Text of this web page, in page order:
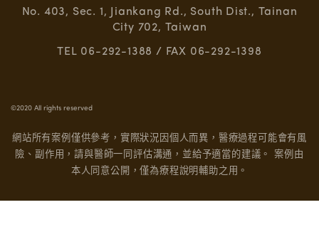
No. 403, Sec. 1, Jiankang Rd., South Dist., Tainan
City 702, Taiwan
TEL 06-292-1388 / FAX 06-292-1398
©2020 All rights reserved
網站所有案例僅供參考，實際狀況因個人而異，醫療過程可能會有風
險、副作用，請與醫師一同評估溝通，並給予適當的建議。
案例由
本人同意公開，僅為療程說明輔助之用。